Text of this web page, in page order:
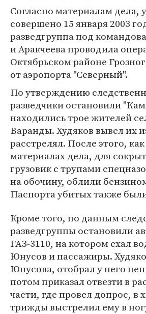
Согласно материалам дела,
совершено 15 января 2003
разведгруппа под
и Аракчеева проводила
Октябрьском районе
от аэропорта "Северный".
По утверждению
разведчики остановили
находились трое жителей
Варанды. Худяков вывел их
расстрелял. После этого, как
материалах дела, для
грузовик с трупами
на обочину, облили
Паспорта убитых также
Кроме того, по данным
разведгруппы остановили
ГАЗ-3110, на котором ехал
Юнусов и пассажиры.
Юнусова, отобрал у него
потом приказал отвезти в
части, где провел допрос, в
трижды выстрелил ему в